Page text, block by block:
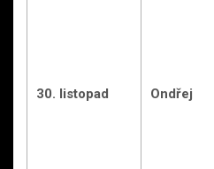
30. listopad Ondřej